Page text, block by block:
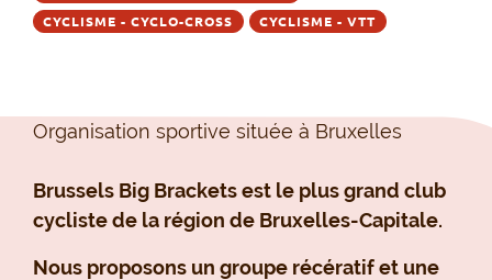
CYCLISME - CYCLO-CROSS CYCLISME - VTT
Organisation sportive située à Bruxelles
Brussels Big Brackets est le plus grand club
cycliste de la région de Bruxelles-Capitale.
Nous proposons un groupe récératif et une